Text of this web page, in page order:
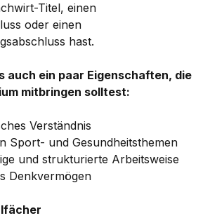
Titel, einen
oder einen
hast.
auch ein paar Eigenschaften, die
mitbringen solltest:
Verständnis
Sport- und Gesundheitsthemen
und strukturierte Arbeitsweise
Denkvermögen